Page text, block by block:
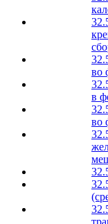
во
в
во